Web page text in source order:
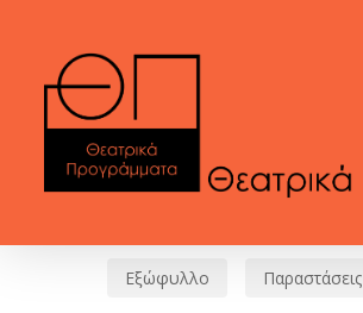
Εξώφυλλο Παραστάσεις